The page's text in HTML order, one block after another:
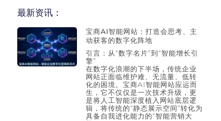
最新资讯：
宝商AI智能网站：打造会思考、主
动获客的数字化阵地
引言：从“数字名片”到“智能增长引
擎”
在数字化浪潮的下半场，传统企业
网站正面临维护难、无流量、低转
化的困境。宝商AI智能网站应运而
生，它不仅仅是一次技术升级，更
是将人工智能深度植入网站底层逻
辑，将传统的“静态展示空间”转化为
具备自我进化能力的“智能营销大